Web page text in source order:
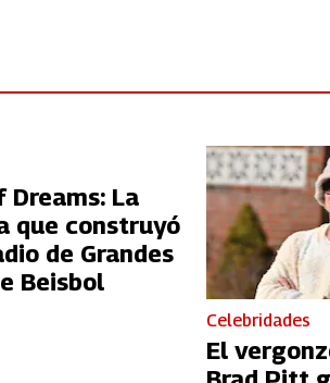
Dreams: La
que construyó
de Grandes
Beisbol
Celebridades
El